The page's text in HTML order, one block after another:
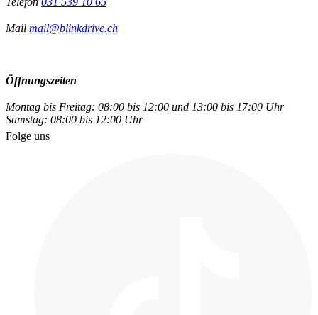
Mail mail@blinkdrive.ch
Öffnungszeiten
Montag bis Freitag: 08:00 bis 12:00 und 13:00 bis 17:00 Uhr
Samstag: 08:00 bis 12:00 Uhr
Folge uns